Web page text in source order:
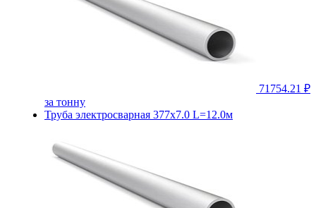
71754.21 ₽
за тонну
Труба электросварная 377х7.0 L=12.0м